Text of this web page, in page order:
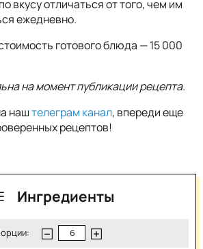
вкусу отличаться от того, чем им
ежедневно.
готового блюда — 15 000
на момент публикации рецепта.
наштелеграм канал, впереди еще
рецептов!
Ингредиенты